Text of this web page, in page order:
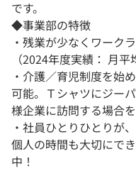
です。
◆事業部の特徴
・残業が少なくワーク
（2024年度実績： 月平
・介護／育児制度を始
可能。Ｔシャツにジー
様企業に訪問する場合を
・社員ひとりひとりが
個人の時間も大切にで
中！